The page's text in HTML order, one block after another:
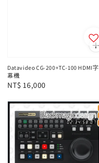
Datavideo CG-200+TC-100 HDMI字
幕機
Regular
NT$ 16,000